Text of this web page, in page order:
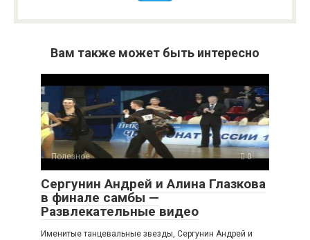
Вам также может быть интересно
Полезное 0
Сергунин Андрей и Алина Глазкова
в финале самбы —
Развлекательные видео
Именитые танцевальные звезды, Сергунин Андрей и